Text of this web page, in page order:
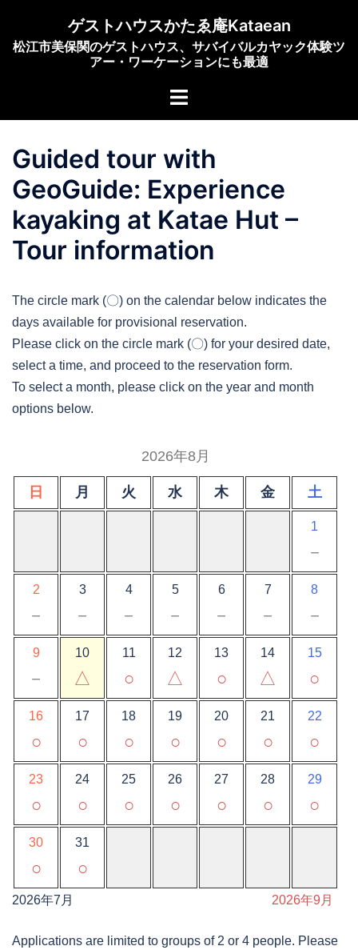
ゲストハウスかたゑ庵Kataean
松江市美保関のゲストハウス、サバイバルカヤック体験ツ
アー・ワーケーションにも最適
ト
メ
ュ
ー
Guided tour with
GeoGuide: Experience
kayaking at Katae Hut –
Tour information
The circle mark (〇) on the calendar below indicates the
days available for provisional reservation.
Please click on the circle mark (〇) for your desired date,
select a time, and proceed to the reservation form.
To select a month, please click on the year and month
options below.
2026年8月
日 月 火 水 木 金 土
1
－
2
－
3
－
4
－
5
－
6
－
7
－
8
－
9
－
10
△
11
○
12
△
13
○
14
△
15
○
16
○
17
○
18
○
19
○
20
○
21
○
22
○
23
○
24
○
25
○
26
○
27
○
28
○
29
○
30
○
31
○
2026年7月 2026年9月
Applications are limited to groups of 2 or 4 people. Please